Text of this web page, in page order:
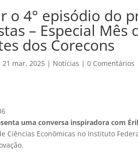
o 4° episódio do
– Especial Mês
dos Corecons
21 mar, 2025 | Notícias |0 Comentários
uma conversa inspiradora com
Ciências Econômicas no Instituto